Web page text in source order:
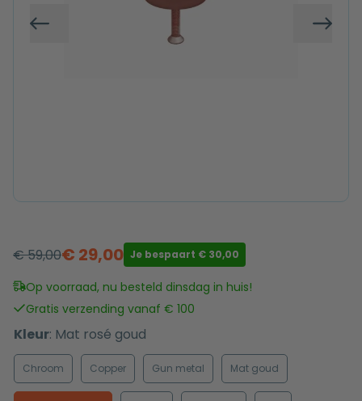
Vorige
€59,00
Oorspronkelijke
prijs
was:
€ 59,00.
€ 29,00
Huidige
prijs
is:
€ 29,00.
Je bespaart € 30,00
Op voorraad, nu besteld dinsdag in huis!
Gratis verzending vanaf € 100
Kleur: Mat rosé goud
Chroom Copper Gun metal Mat goud